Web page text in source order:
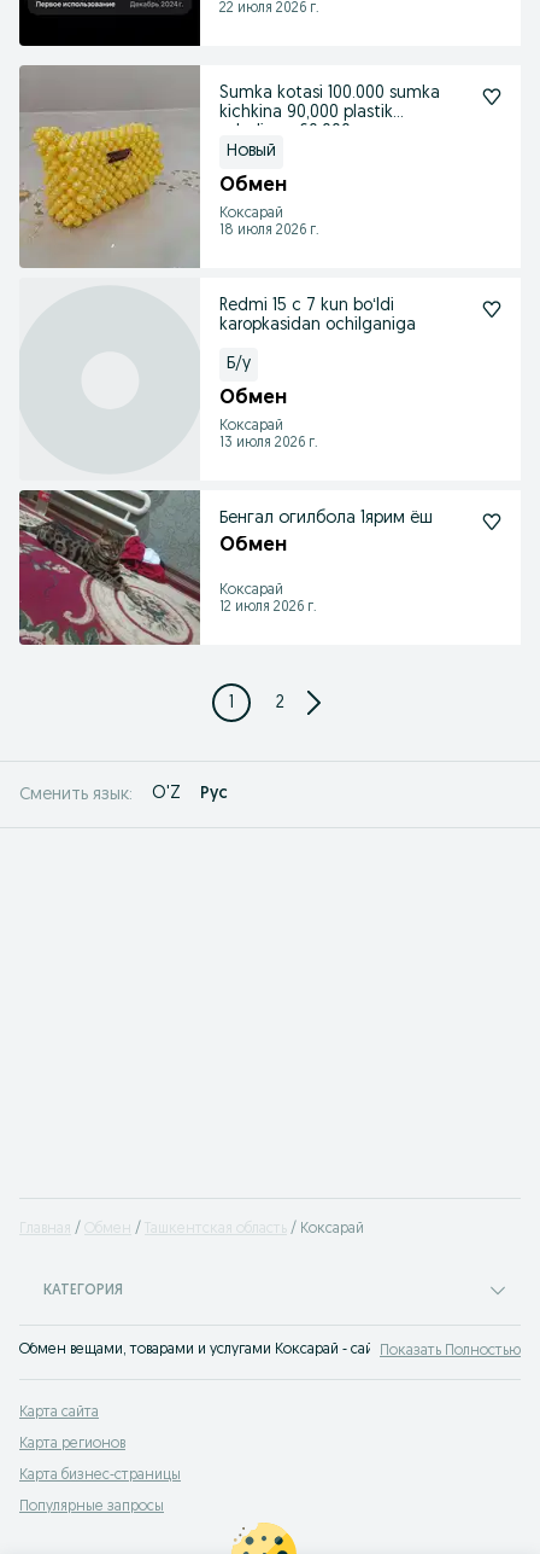
22 июля 2026 г.
Sumka kotasi 100.000 sumka
kichkina 90,000 plastik
Новый
Обмен
Коксарай
18 июля 2026 г.
Redmi 15 c 7 kun boʻldi
karopkasidan ochilganiga
Б/у
Обмен
Коксарай
13 июля 2026 г.
Бенгал огилбола 1ярим ёш
Обмен
Коксарай
12 июля 2026 г.
1 2
Сменить язык: O'Z Рус
Главная Обмен Ташкентская область Коксарай
КАТЕГОРИЯ
Обмен вещами, товарами и услугами Коксарай - сайт бесплатных
Показать Полностью
Карта сайта
Карта регионов
Карта бизнес-страницы
Популярные запросы